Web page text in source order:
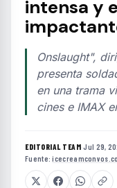
intensa y
Onslaught",
presenta
en una trama
cines e IMAX
EDITORIAL TEAM·Jul 29,
Fuente: